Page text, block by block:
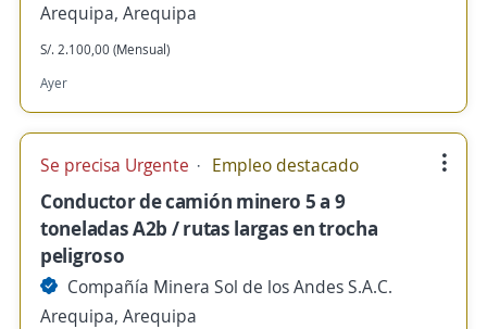
Arequipa, Arequipa
S/. 2.100,00 (Mensual)
Ayer
Se precisa Urgente Empleo destacado
Conductor de camión minero 5 a 9
toneladas A2b / rutas largas en trocha
peligroso
Compañía Minera Sol de los Andes S.A.C.
Arequipa, Arequipa